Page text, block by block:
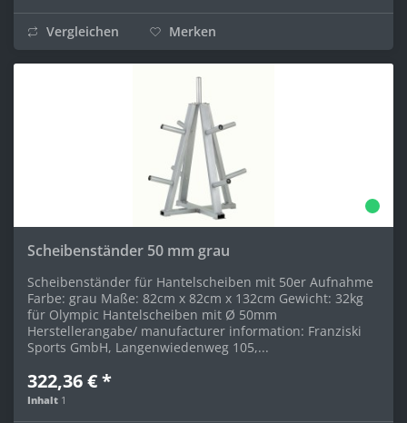
Vergleichen Merken
Scheibenständer 50 mm grau
Scheibenständer für Hantelscheiben mit 50er Aufnahme
Farbe: grau Maße: 82cm x 82cm x 132cm Gewicht: 32kg
für Olympic Hantelscheiben mit Ø 50mm
Herstellerangabe/ manufacturer information: Franziski
Sports GmbH, Langenwiedenweg 105,...
322,36 € *
Inhalt 1